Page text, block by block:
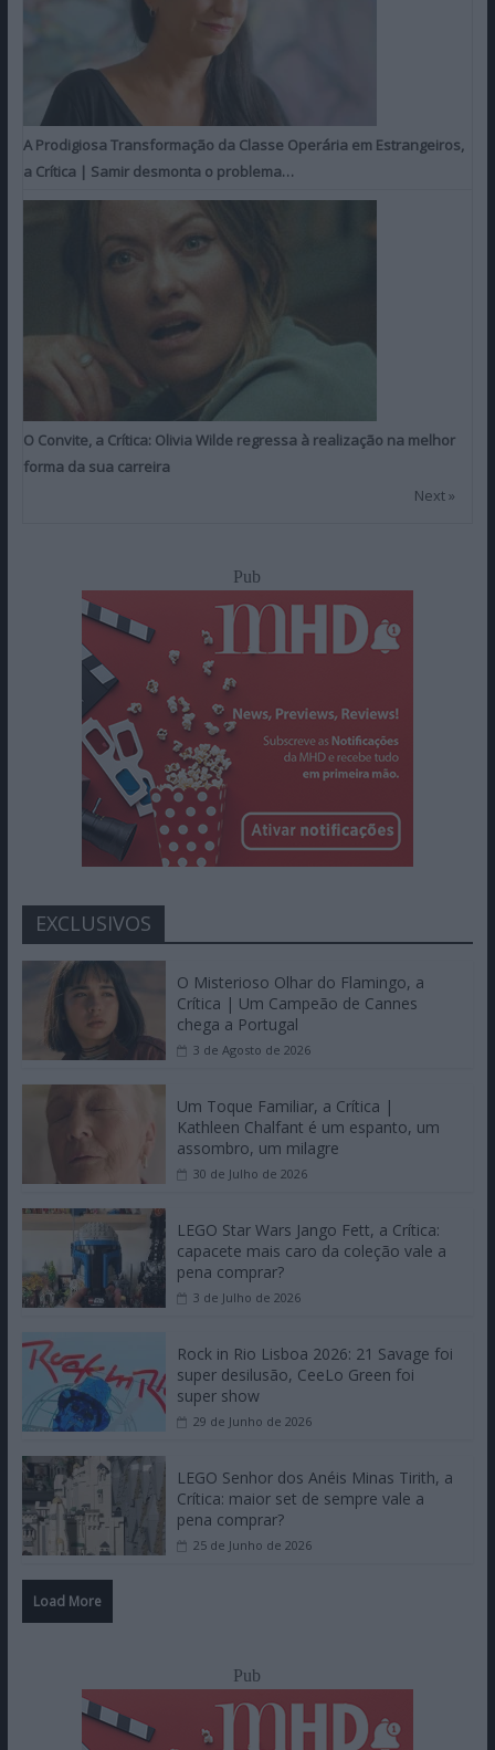
A Prodigiosa Transformação da Classe Operária em Estrangeiros,
a Crítica | Samir desmonta o problema…
O Convite, a Crítica: Olivia Wilde regressa à realização na melhor
forma da sua carreira
Next »
Pub
EXCLUSIVOS
O Misterioso Olhar do Flamingo, a
Crítica | Um Campeão de Cannes
chega a Portugal
3 de Agosto de 2026
Um Toque Familiar, a Crítica |
Kathleen Chalfant é um espanto, um
assombro, um milagre
30 de Julho de 2026
LEGO Star Wars Jango Fett, a Crítica:
capacete mais caro da coleção vale a
pena comprar?
3 de Julho de 2026
Rock in Rio Lisboa 2026: 21 Savage foi
super desilusão, CeeLo Green foi
super show
29 de Junho de 2026
LEGO Senhor dos Anéis Minas Tirith, a
Crítica: maior set de sempre vale a
pena comprar?
25 de Junho de 2026
Load More
Pub